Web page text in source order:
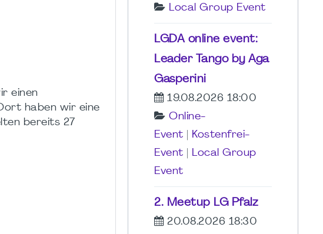
einen
haben wir eine
bereits 27
Local Group Event
LGDA online event:
Leader Tango by Aga
Gasperini
19.08.2026 18:00
Online-
Event
Kostenfrei-
Event
Local Group
Event
2. Meetup LG Pfalz
20.08.2026 18:30